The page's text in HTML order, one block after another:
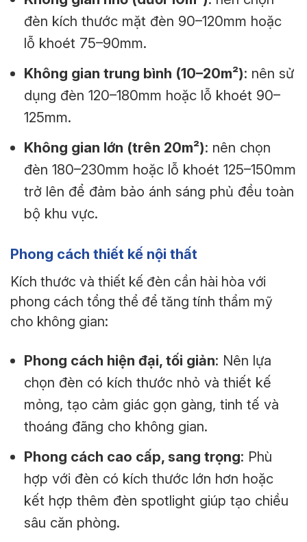
đèn kích thước mặt đèn 90–120mm hoặc
lỗ khoét 75–90mm.
Không gian trung bình (10–20m²): nên sử
dụng đèn 120–180mm hoặc lỗ khoét 90–
125mm.
Không gian lớn (trên 20m²): nên chọn
đèn 180–230mm hoặc lỗ khoét 125–150mm
trở lên để đảm bảo ánh sáng phủ đều toàn
bộ khu vực.
Phong cách thiết kế nội thất
Kích thước và thiết kế đèn cần hài hòa với
phong cách tổng thể để tăng tính thẩm mỹ
cho không gian:
Phong cách hiện đại, tối giản: Nên lựa
chọn đèn có kích thước nhỏ và thiết kế
mỏng, tạo cảm giác gọn gàng, tinh tế và
thoáng đãng cho không gian.
Phong cách cao cấp, sang trọng: Phù
hợp với đèn có kích thước lớn hơn hoặc
kết hợp thêm đèn spotlight giúp tạo chiều
sâu căn phòng.